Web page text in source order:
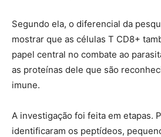
Segundo ela, o diferencial da
mostrar que as células T CD8+
papel central no combate ao
as proteínas dele que são
imune.
A investigação foi feita em etapas.
identificaram os peptídeos,